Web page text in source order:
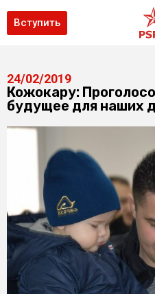
Вступить
24/02/2019
Кожокару:
будущее для наших